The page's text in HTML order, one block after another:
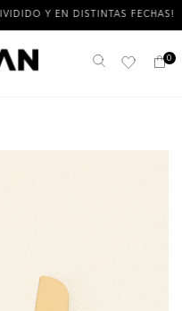
Y EN DISTINTAS FECHAS!
Buscar 0